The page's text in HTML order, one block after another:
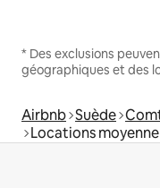
* Des exclusions
géographiques et des
Airbnb Suède
Locations